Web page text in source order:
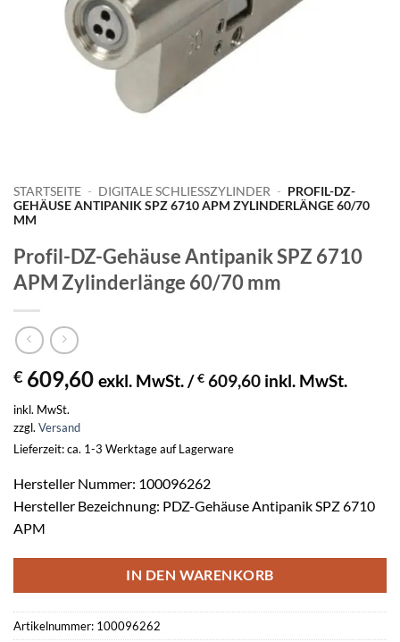
STARTSEITE - DIGITALE SCHLIESSZYLINDER - PROFIL-DZ-
GEHÄUSE ANTIPANIK SPZ 6710 APM ZYLINDERLÄNGE 60/70
MM
Profil-DZ-Gehäuse Antipanik SPZ 6710
APM Zylinderlänge 60/70 mm
€ 609,60 exkl. MwSt. /€ 609,60 inkl. MwSt.
inkl. MwSt.
zzgl. Versand
Lieferzeit: ca. 1-3 Werktage auf Lagerware
Hersteller Nummer: 100096262
Hersteller Bezeichnung: PDZ-Gehäuse Antipanik SPZ 6710
APM
IN DEN WARENKORB
Artikelnummer: 100096262